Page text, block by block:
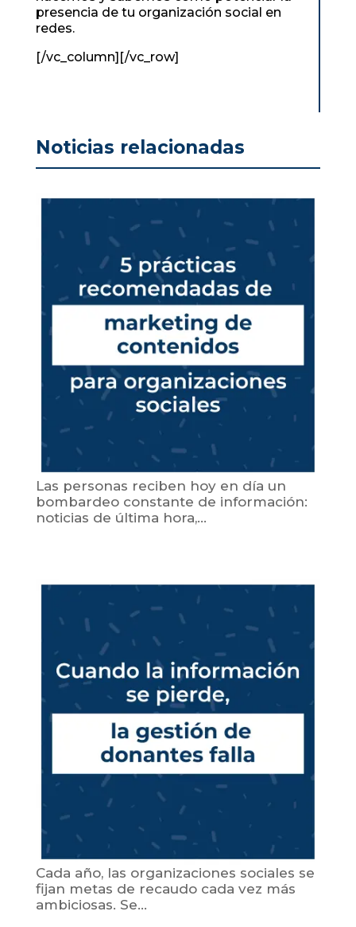
presencia de tu organización social en
redes.
[/vc_column][/vc_row]
Noticias relacionadas
Las personas reciben hoy en día un
bombardeo constante de información:
noticias de última hora,...
Cada año, las organizaciones sociales se
fijan metas de recaudo cada vez más
ambiciosas. Se...